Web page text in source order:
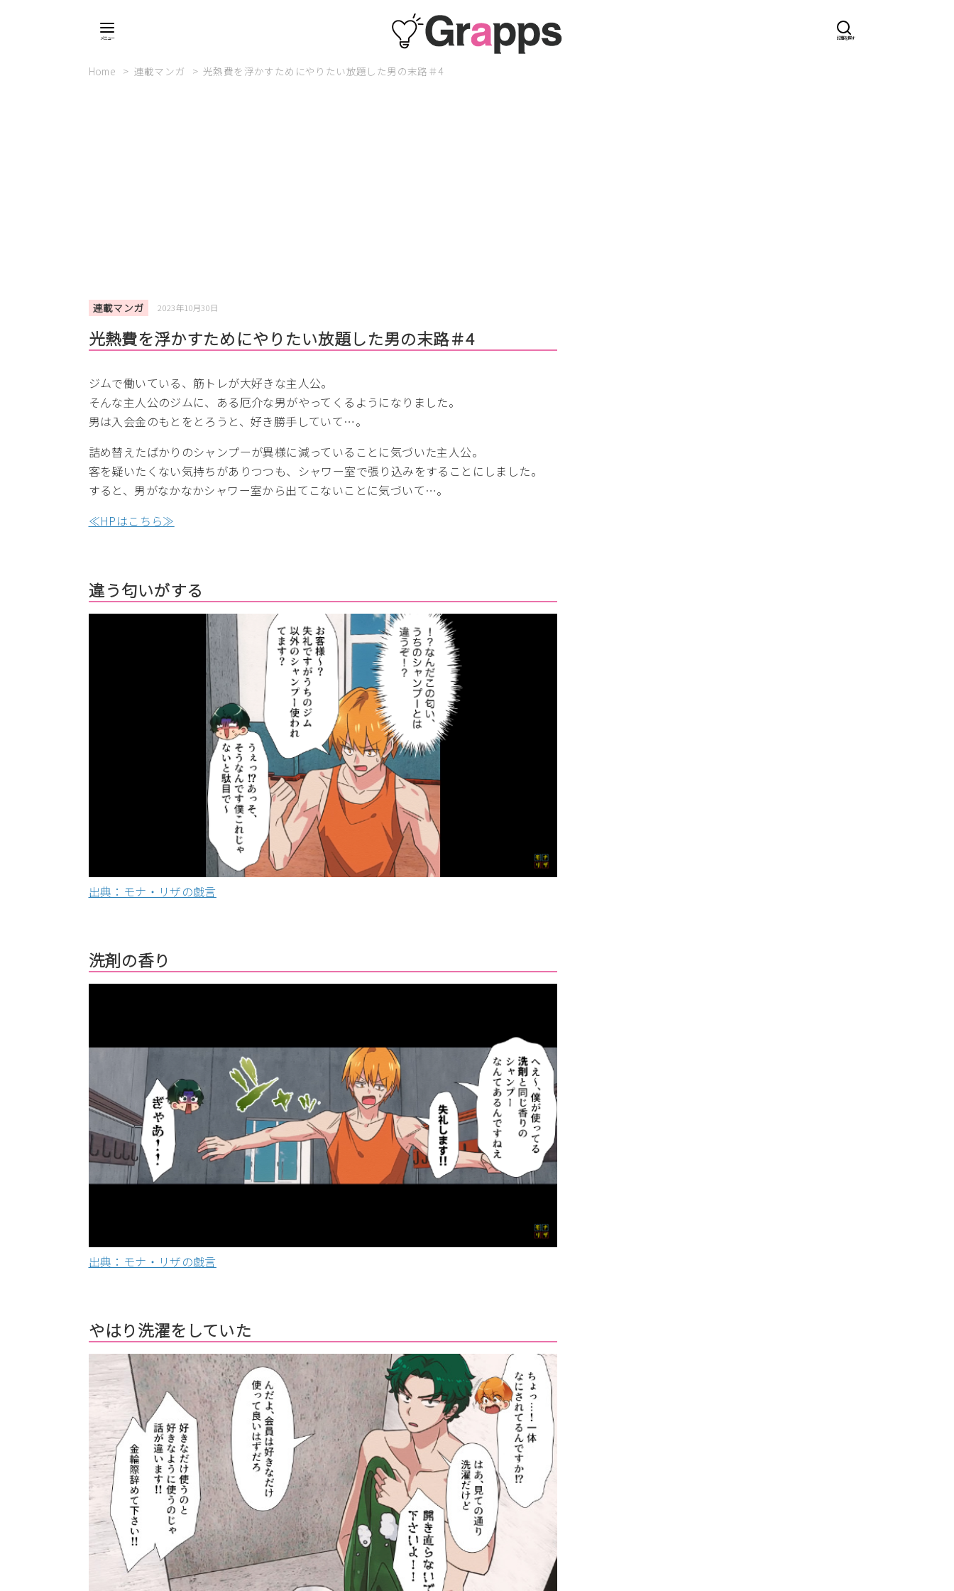
Home 連載マンガ 光熱費を浮かすためにやりたい放題した男の末路＃4
連載マンガ 2023年10月30日
光熱費を浮かすためにやりたい放題した男の末路＃4
ジムで働いている、筋トレが大好きな主人公。
そんな主人公のジムに、ある厄介な男がやってくるようになりました。
男は入会金のもとをとろうと、好き勝手していて…。
詰め替えたばかりのシャンプーが異様に減っていることに気づいた主人公。
客を疑いたくない気持ちがありつつも、シャワー室で張り込みをすることにしました。
すると、男がなかなかシャワー室から出てこないことに気づいて…。
≪HPはこちら≫
違う匂いがする
出典：モナ・リザの戯言
洗剤の香り
出典：モナ・リザの戯言
やはり洗濯をしていた